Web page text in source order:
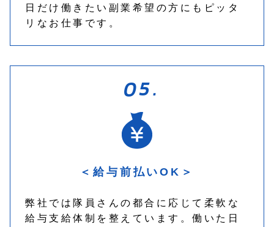
日だけ働きたい副業希望の方にもピッタ
リなお仕事です。
＜給与前払いOK＞
弊社では隊員さんの都合に応じて柔軟な
給与支給体制を整えています。働いた日